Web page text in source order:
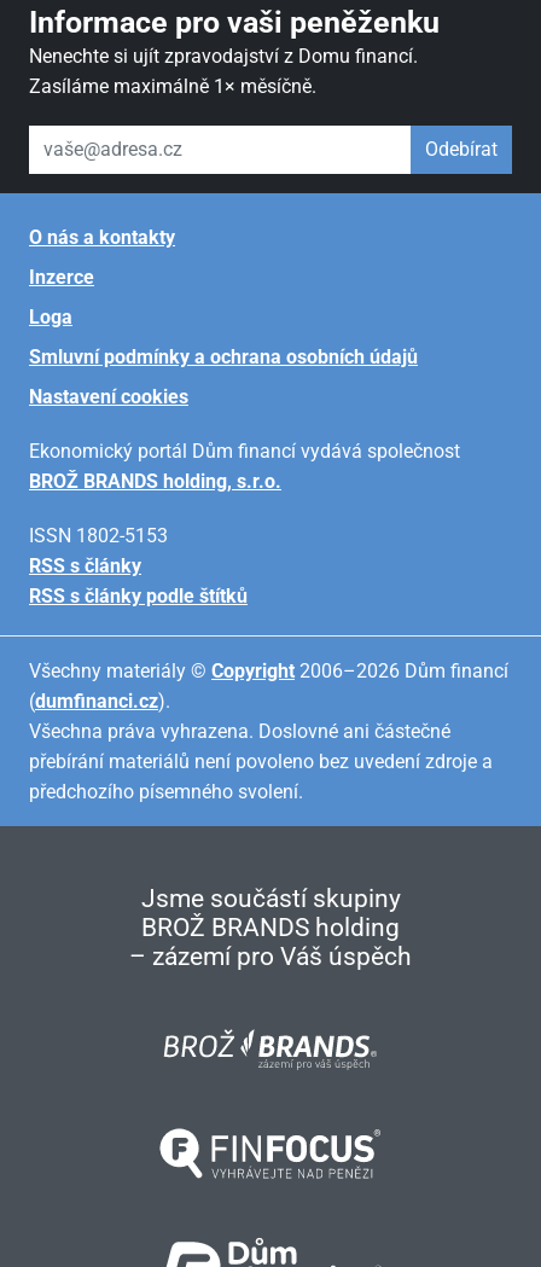
Informace pro vaši peněženku
Nenechte si ujít zpravodajství z Domu financí.
Zasíláme maximálně 1× měsíčně.
váš email Odebírat
O nás a kontakty
Inzerce
Loga
Smluvní podmínky a ochrana osobních údajů
Nastavení cookies
Ekonomický portál Dům financí vydává společnost
BROŽ BRANDS holding, s.r.o.
ISSN 1802-5153
RSS s články
RSS s články podle štítků
Všechny materiály © Copyright 2006–2026 Dům financí
(dumfinanci.cz).
Všechna práva vyhrazena. Doslovné ani částečné
přebírání materiálů není povoleno bez uvedení zdroje a
předchozího písemného svolení.
Jsme součástí skupiny
BROŽ BRANDS holding
– zázemí pro Váš úspěch